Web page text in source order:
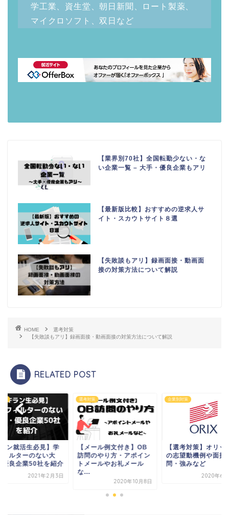
学工業、資生堂、朝日新聞、ロート製薬、
マイクロソフト、双日など
【業界別70社】全国転勤少ない・な
い企業一覧 – 大手・優良企業もアリ
【最新版比較】おすすめの逆求人サ
イト・スカウトサイト８選
【失敗談もアリ】録画面接・動画面
接の対策方法について解説
HOME
選考対策
【失敗談もアリ】録画面接・動画面接の対策方法について解説
RELATED POST
ン就活生必見】学
ィルターのない大
優良企業50社を紹介
2021年2月3日
選考対策
【メール例文付き】OB
訪問のやり方・アポイン
トメールやお礼メール
な...
2020年10月8日
企業別対策
【選考対策】オリッ
の志望動機例や面接
問・強みなど
2020年6